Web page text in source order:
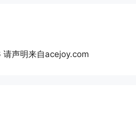
声明来自acejoy.com